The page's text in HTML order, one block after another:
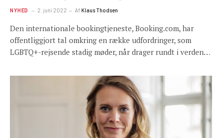
NYHED 2. juni 2022 AfKlaus Thodsen
Den internationale bookingtjeneste, Booking.com, har
offentliggjort tal omkring en række udfordringer, som
LGBTQ+-rejsende stadig møder, når drager rundt i verden…